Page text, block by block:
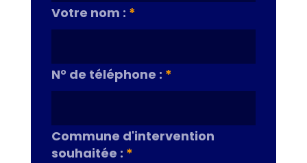
Votre nom : *
N° de téléphone : *
Commune d'intervention
souhaitée : *